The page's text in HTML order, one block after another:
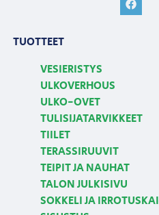
TUOTTEET
VESIERISTYS
ULKOVERHOUS
ULKO-OVET
TULISIJATARVIKKEET
TIILET
TERASSIRUUVIT
TEIPIT JA NAUHAT
TALON JULKISIVU
SOKKELI JA